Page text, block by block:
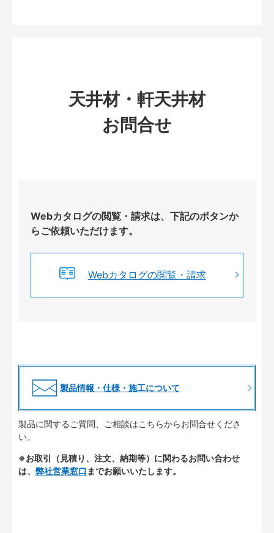
天井材・軒天井材
お問合せ
Webカタログの閲覧・請求は、下記のボタンか
らご依頼いただけます。
Webカタログの閲覧・請求
製品情報・仕様・施工について
製品に関するご質問、ご相談はこちらからお問合せくださ
い。
※お取引（見積り、注文、納期等）に関わるお問い合わせ
は、 弊社営業窓口 までお願いいたします。